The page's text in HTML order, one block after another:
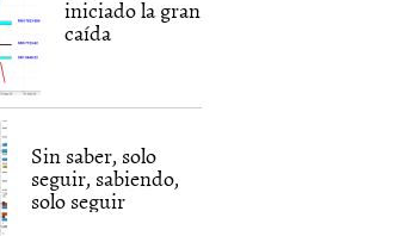
iniciado la gran
caída
Sin saber, solo
seguir, sabiendo,
solo seguir